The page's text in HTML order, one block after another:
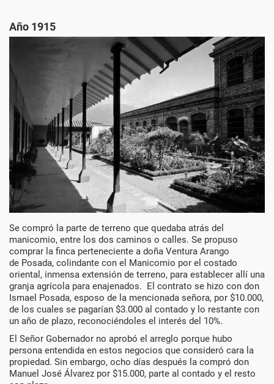
Año 1915
Se compró la parte de terreno que quedaba atrás del
manicomio, entre los dos caminos o calles. Se propuso
comprar la finca perteneciente a doña Ventura Arango
de Posada, colindante con el Manicomio por el costado
oriental, inmensa extensión de terreno, para establecer allí una
granja agrícola para enajenados. El contrato se hizo con don
Ismael Posada, esposo de la mencionada señora, por $10.000,
de los cuales se pagarían $3.000 al contado y lo restante con
un año de plazo, reconociéndoles el interés del 10%.
El Señor Gobernador no aprobó el arreglo porque hubo
persona entendida en estos negocios que consideró cara la
propiedad. Sin embargo, ocho días después la compró don
Manuel José Álvarez por $15.000, parte al contado y el resto